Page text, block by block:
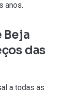
anos.
Beja
das
a todas as